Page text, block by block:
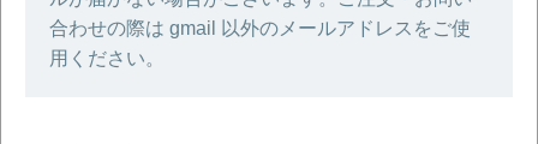
合わせの際は gmail 以外のメールアドレスをご使
用ください。